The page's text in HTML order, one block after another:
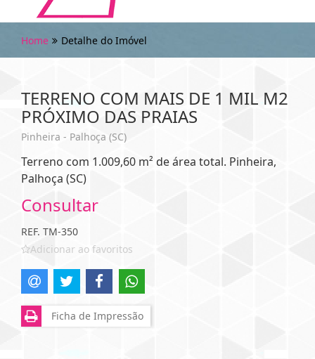
Home Detalhe do Imóvel
TERRENO COM MAIS DE 1 MIL M2
PRÓXIMO DAS PRAIAS
Pinheira - Palhoça (SC)
Terreno com 1.009,60 m² de área total. Pinheira,
Palhoça (SC)
Consultar
REF. TM-350
Adicionar ao favoritos
Ficha de Impressão